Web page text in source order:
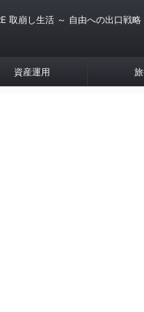
取崩し生活 ～ 自由への出口戦略
資産運用